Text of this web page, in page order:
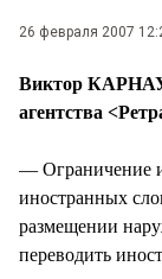
26 февраля 2007
Виктор
агентства
— Ограничение
иностранных
размещении
переводить